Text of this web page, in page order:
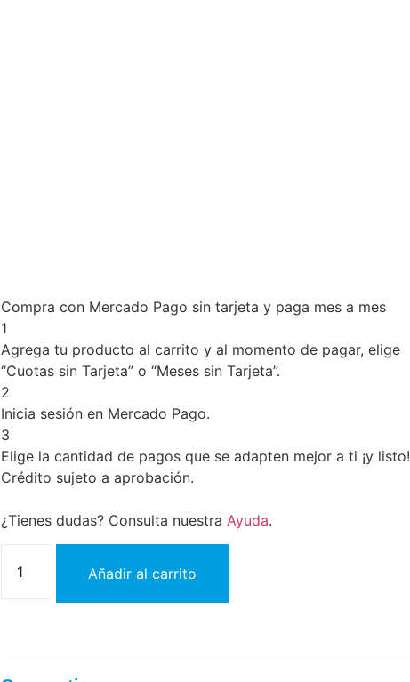
Compra con Mercado Pago sin tarjeta y paga mes a mes
1
Agrega tu producto al carrito y al momento de pagar, elige
“Cuotas sin Tarjeta” o “Meses sin Tarjeta”.
2
Inicia sesión en Mercado Pago.
3
Elige la cantidad de pagos que se adapten mejor a ti ¡y listo!
Crédito sujeto a aprobación.
¿Tienes dudas? Consulta nuestra Ayuda.
Añadir al carrito